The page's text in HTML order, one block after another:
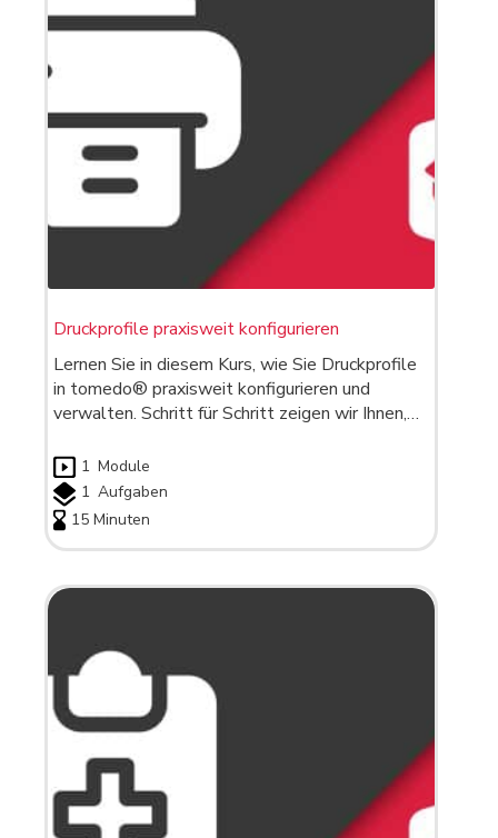
Druckprofile praxisweit konfigurieren
Lernen Sie in diesem Kurs, wie Sie Druckprofile
in tomedo® praxisweit konfigurieren und
verwalten. Schritt für Schritt zeigen wir Ihnen,…
1 Module
1 Aufgaben
15 Minuten